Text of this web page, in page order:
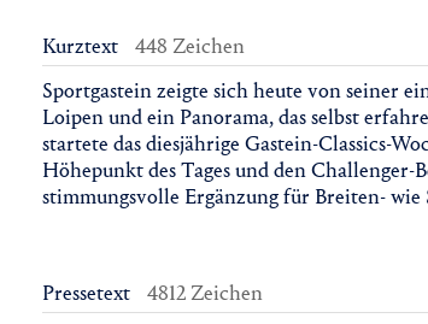
Kurztext 448 Zeichen
Sportgastein zeigte sich heute von seiner
Loipen und ein Panorama, das selbst
startete das diesjährige Gastein-Classics-
Höhepunkt des Tages und den Challenger-
stimmungsvolle Ergänzung für Breiten- wie
Pressetext 4812 Zeichen